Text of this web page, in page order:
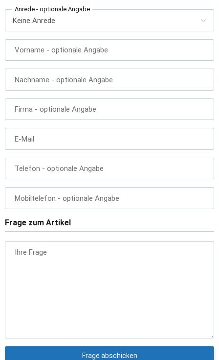
Anrede - optionale Angabe
Vorname - optionale Angabe
Nachname - optionale Angabe
Firma - optionale Angabe
E-Mail
Telefon - optionale Angabe
Mobiltelefon - optionale Angabe
Frage zum Artikel
Ihre Frage
Frage abschicken